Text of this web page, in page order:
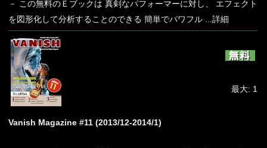
－ この無料のＥブックは 真剣なパフォーマーに対し、 エフェクト
を図形化して分析することのできる 簡単でパワフル ...詳細
最大: 1
Vanish Magazine #11 (2013/12-2014/1)